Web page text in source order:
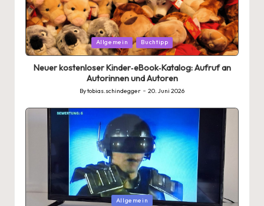
Posted
in
Allgemein Buchtipp
Neuer kostenloser Kinder‑eBook‑Katalog: Aufruf an
Autorinnen und Autoren
Posted
Bytobias.schindegger 20. Juni 2026
Posted
Allgemein